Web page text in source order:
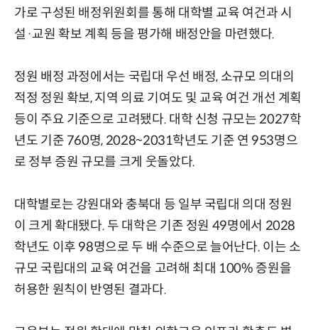
가로 구성된 배정위원회를 통해 대학별 교육 여건과 시
설·교원 확보 계획 등을 평가해 배정안을 마련했다.
정원 배정 과정에서는 국립대 우선 배정, 소규모 의대의
적정 정원 확보, 지역 의료 기여도 및 교육 여건 개선 계획
등이 주요 기준으로 고려됐다. 대학 신청 규모는 2027학
년도 기준 760명, 2028~2031학년도 기준 연 953명으
로 정부 증원 규모를 크게 웃돌았다.
대학별로는 강원대와 충북대 등 일부 국립대 의대 정원
이 크게 확대됐다. 두 대학은 기존 정원 49명에서 2028
학년도 이후 98명으로 두 배 수준으로 늘어난다. 이는 소
규모 국립대의 교육 여건을 고려해 최대 100% 증원을
허용한 원칙이 반영된 결과다.